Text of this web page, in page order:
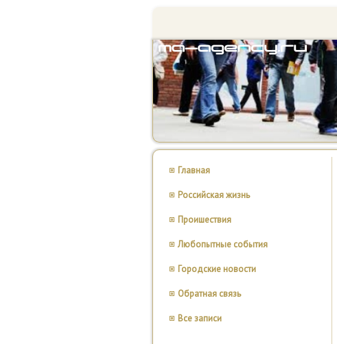
Главная
Российская жизнь
Проишествия
Любопытные события
Городские новости
Обратная связь
Все записи